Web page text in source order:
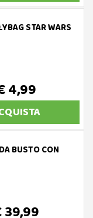
STAR WARS
4,99
BUSTO CON
39,99